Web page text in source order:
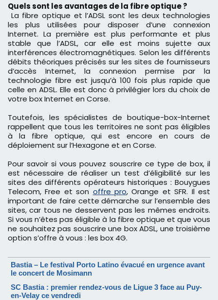
Quels sont les avantages de la fibre optique ?
La fibre optique et l’ADSL sont les deux technologies
les plus utilisées pour disposer d’une connexion
Internet. La première est plus performante et plus
stable que l’ADSL, car elle est moins sujette aux
interférences électromagnétiques. Selon les différents
débits théoriques précisés sur les sites de fournisseurs
d’accès Internet, la connexion permise par la
technologie fibre est jusqu’à 100 fois plus rapide que
celle en ADSL. Elle est donc à privilégier lors du choix de
votre box Internet en Corse.
Toutefois, les spécialistes de boutique-box-Internet
rappellent que tous les territoires ne sont pas éligibles
à la fibre optique, qui est encore en cours de
déploiement sur l’Hexagone et en Corse.
Pour savoir si vous pouvez souscrire ce type de box, il
est nécessaire de réaliser un test d’éligibilité sur les
sites des différents opérateurs historiques : Bouygues
Telecom, Free et son offre pro, Orange et SFR. Il est
important de faire cette démarche sur l’ensemble des
sites, car tous ne desservent pas les mêmes endroits.
Si vous n’êtes pas éligible à la fibre optique et que vous
ne souhaitez pas souscrire une box ADSL, une troisième
option s’offre à vous : les box 4G.
Bastia – Le festival Porto Latino évacué en urgence avant
le concert de Mosimann
SC Bastia : premier rendez-vous de Ligue 3 face au Puy-
en-Velay ce vendredi